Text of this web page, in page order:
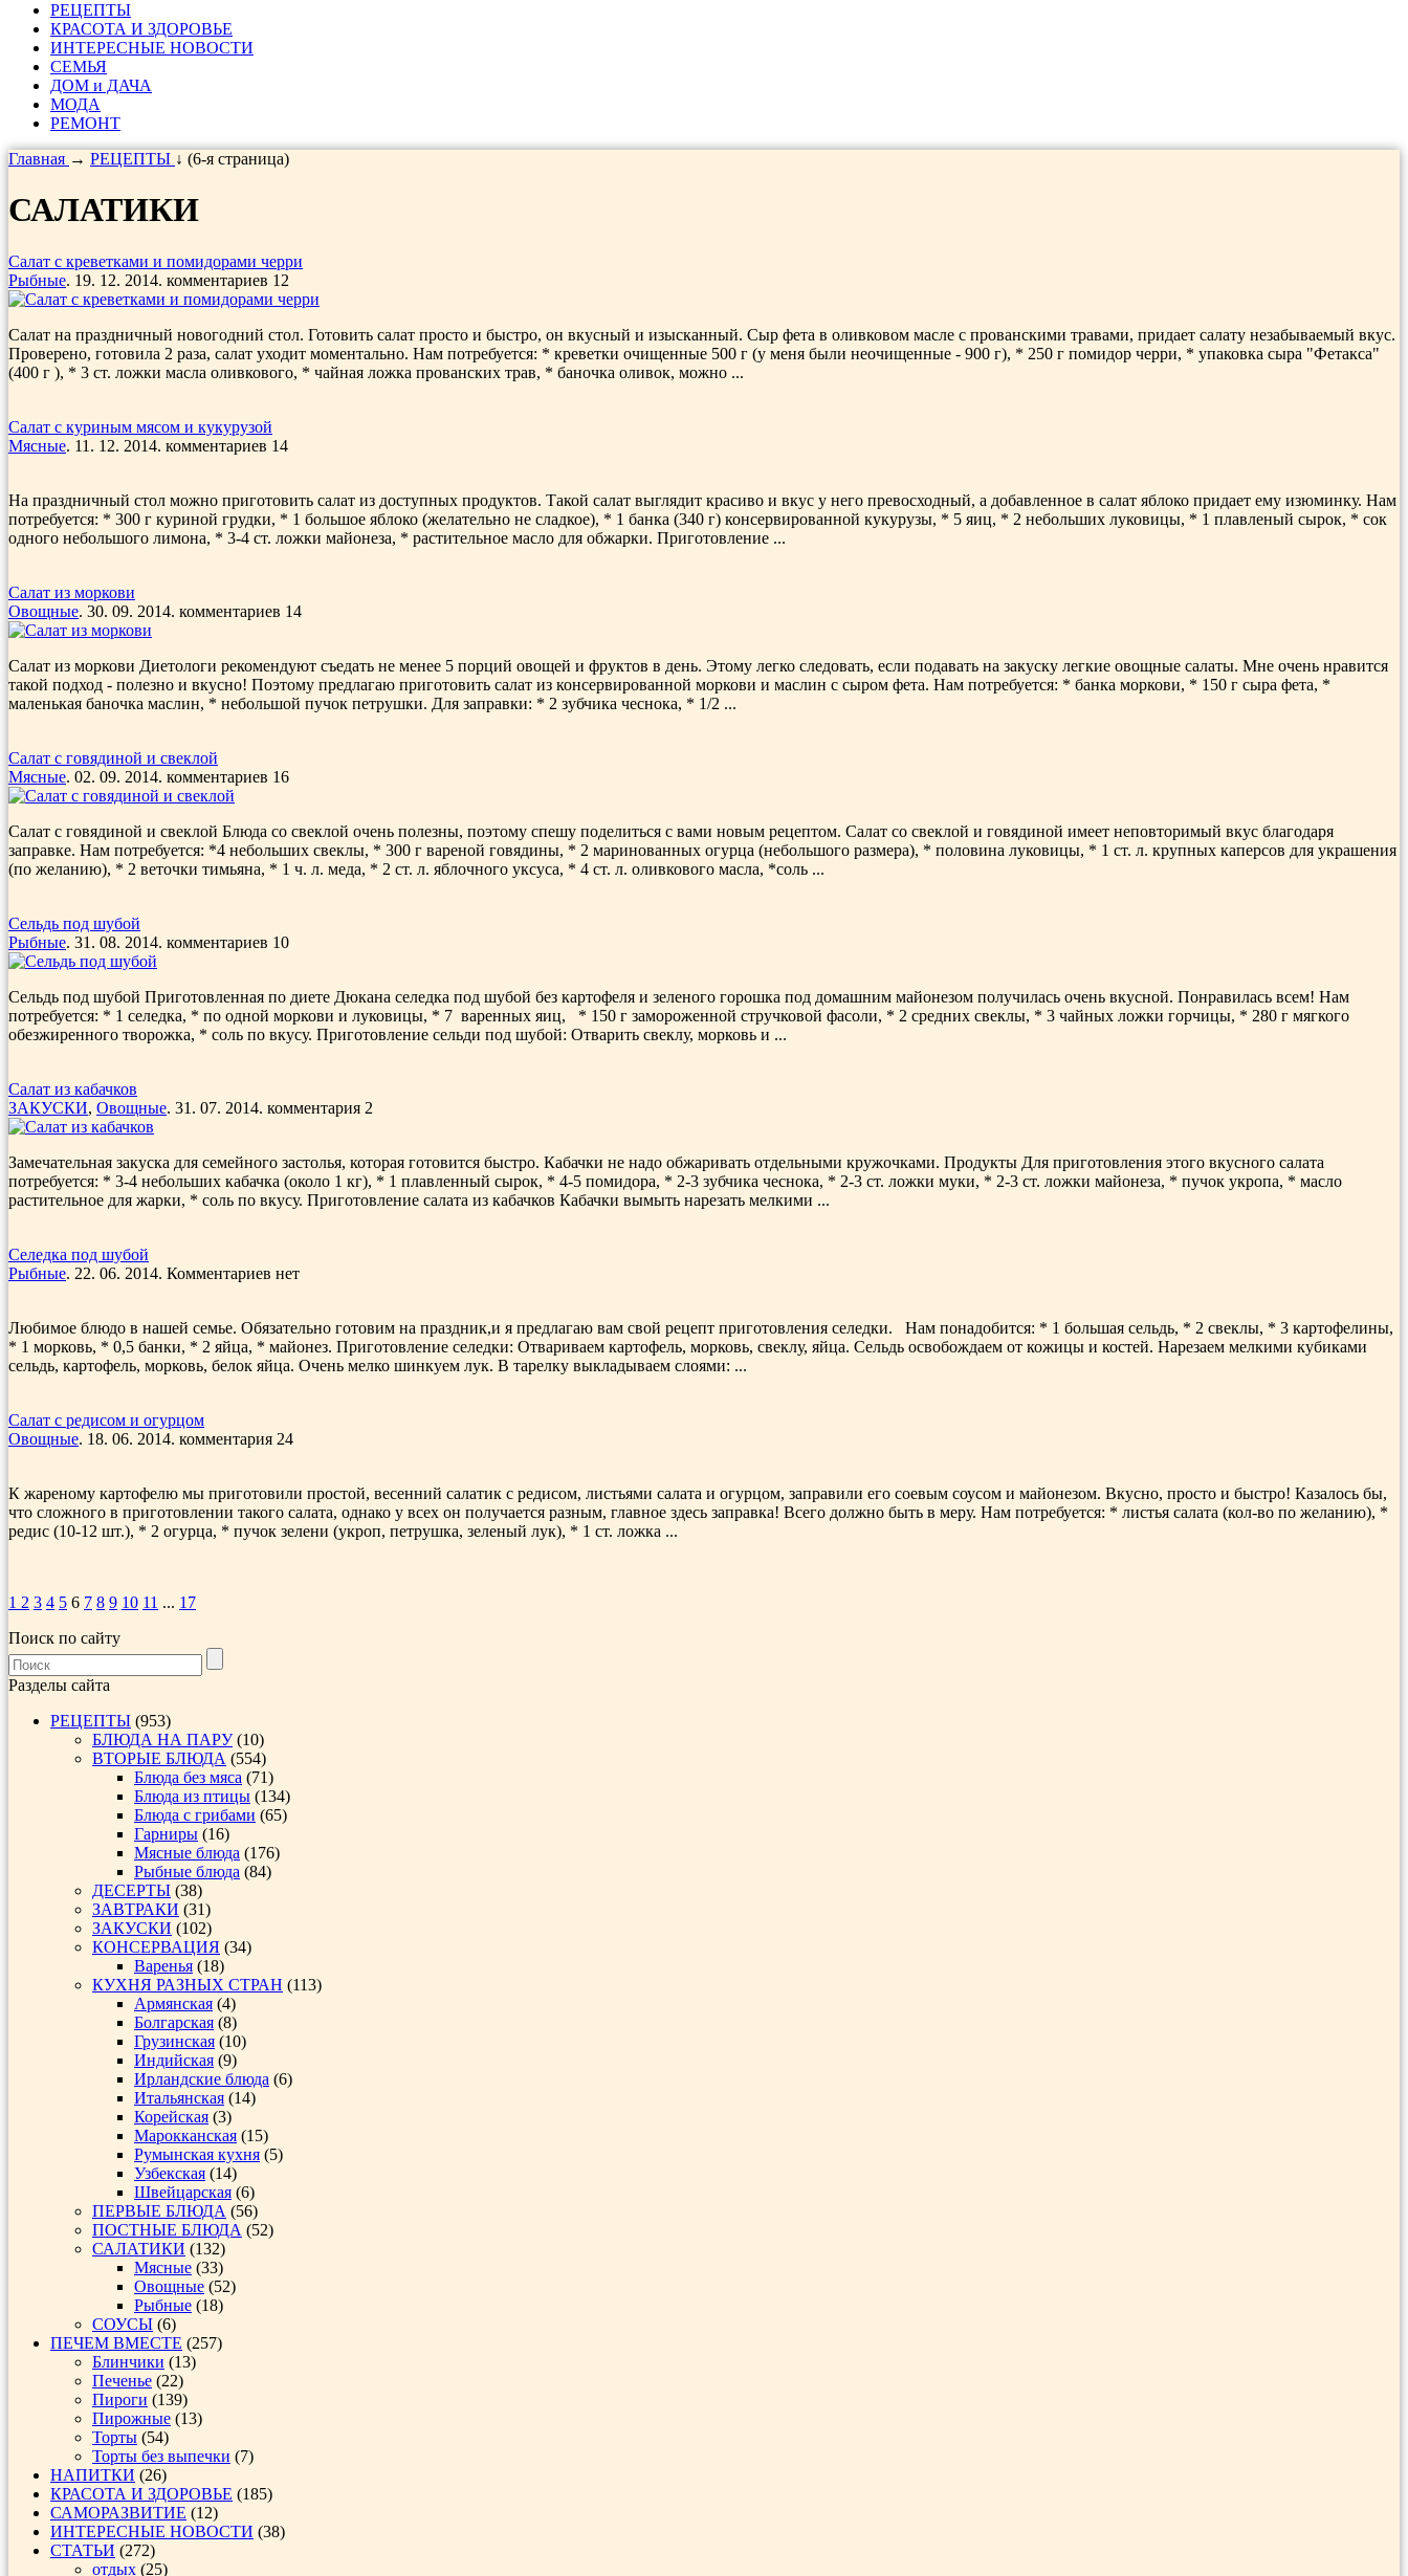
РЕЦЕПТЫ
КРАСОТА И ЗДОРОВЬЕ
ИНТЕРЕСНЫЕ НОВОСТИ
СЕМЬЯ
ДОМ и ДАЧА
МОДА
РЕМОНТ
Главная → РЕЦЕПТЫ ↓ (6-я страница)
САЛАТИКИ
Салат с креветками и помидорами черри
Рыбные. 19. 12. 2014. комментариев 12
Салат на праздничный новогодний стол. Готовить салат просто и быстро, он вкусный и изысканный. Сыр фета в оливковом масле с прованскими травами, придает салату незабываемый вкус.
Проверено, готовила 2 раза, салат уходит моментально. Нам потребуется: * креветки очищенные 500 г (у меня были неочищенные - 900 г), * 250 г помидор черри, * упаковка сыра "Фетакса"
(400 г ), * 3 ст. ложки масла оливкового, * чайная ложка прованских трав, * баночка оливок, можно ...
Салат с куриным мясом и кукурузой
Мясные. 11. 12. 2014. комментариев 14
На праздничный стол можно приготовить салат из доступных продуктов. Такой салат выглядит красиво и вкус у него превосходный, а добавленное в салат яблоко придает ему изюминку. Нам
потребуется: * 300 г куриной грудки, * 1 большое яблоко (желательно не сладкое), * 1 банка (340 г) консервированной кукурузы, * 5 яиц, * 2 небольших луковицы, * 1 плавленый сырок, * сок
одного небольшого лимона, * 3-4 ст. ложки майонеза, * растительное масло для обжарки. Приготовление ...
Салат из моркови
Овощные. 30. 09. 2014. комментариев 14
Салат из моркови Диетологи рекомендуют съедать не менее 5 порций овощей и фруктов в день. Этому легко следовать, если подавать на закуску легкие овощные салаты. Мне очень нравится
такой подход - полезно и вкусно! Поэтому предлагаю приготовить салат из консервированной моркови и маслин с сыром фета. Нам потребуется: * банка моркови, * 150 г сыра фета, *
маленькая баночка маслин, * небольшой пучок петрушки. Для заправки: * 2 зубчика чеснока, * 1/2 ...
Салат с говядиной и свеклой
Мясные. 02. 09. 2014. комментариев 16
Салат с говядиной и свеклой Блюда со свеклой очень полезны, поэтому спешу поделиться с вами новым рецептом. Салат со свеклой и говядиной имеет неповторимый вкус благодаря
заправке. Нам потребуется: *4 небольших свеклы, * 300 г вареной говядины, * 2 маринованных огурца (небольшого размера), * половина луковицы, * 1 ст. л. крупных каперсов для украшения
(по желанию), * 2 веточки тимьяна, * 1 ч. л. меда, * 2 ст. л. яблочного уксуса, * 4 ст. л. оливкового масла, *соль ...
Сельдь под шубой
Рыбные. 31. 08. 2014. комментариев 10
Сельдь под шубой Приготовленная по диете Дюкана селедка под шубой без картофеля и зеленого горошка под домашним майонезом получилась очень вкусной. Понравилась всем! Нам
потребуется: * 1 селедка, * по одной моркови и луковицы, * 7 варенных яиц, * 150 г замороженной стручковой фасоли, * 2 средних свеклы, * 3 чайных ложки горчицы, * 280 г мягкого
обезжиренного творожка, * соль по вкусу. Приготовление сельди под шубой: Отварить свеклу, морковь и ...
Салат из кабачков
ЗАКУСКИ, Овощные. 31. 07. 2014. комментария 2
Замечательная закуска для семейного застолья, которая готовится быстро. Кабачки не надо обжаривать отдельными кружочками. Продукты Для приготовления этого вкусного салата
потребуется: * 3-4 небольших кабачка (около 1 кг), * 1 плавленный сырок, * 4-5 помидора, * 2-3 зубчика чеснока, * 2-3 ст. ложки муки, * 2-3 ст. ложки майонеза, * пучок укропа, * масло
растительное для жарки, * соль по вкусу. Приготовление салата из кабачков Кабачки вымыть нарезать мелкими ...
Селедка под шубой
Рыбные. 22. 06. 2014. Комментариев нет
Любимое блюдо в нашей семье. Обязательно готовим на праздник,и я предлагаю вам свой рецепт приготовления селедки. Нам понадобится: * 1 большая сельдь, * 2 свеклы, * 3 картофелины,
* 1 морковь, * 0,5 банки, * 2 яйца, * майонез. Приготовление селедки: Отвариваем картофель, морковь, свеклу, яйца. Сельдь освобождаем от кожицы и костей. Нарезаем мелкими кубиками
сельдь, картофель, морковь, белок яйца. Очень мелко шинкуем лук. В тарелку выкладываем слоями: ...
Салат с редисом и огурцом
Овощные. 18. 06. 2014. комментария 24
К жареному картофелю мы приготовили простой, весенний салатик с редисом, листьями салата и огурцом, заправили его соевым соусом и майонезом. Вкусно, просто и быстро! Казалось бы,
что сложного в приготовлении такого салата, однако у всех он получается разным, главное здесь заправка! Всего должно быть в меру. Нам потребуется: * листья салата (кол-во по желанию), *
редис (10-12 шт.), * 2 огурца, * пучок зелени (укроп, петрушка, зеленый лук), * 1 ст. ложка ...
1 2 3 4 5 6 7 8 9 10 11 ... 17
Поиск по сайту
Разделы сайта
РЕЦЕПТЫ (953)
БЛЮДА НА ПАРУ(10)
ВТОРЫЕ БЛЮДА (554)
Блюда без мяса (71)
Блюда из птицы (134)
Блюда с грибами (65)
Гарниры (16)
Мясные блюда (176)
Рыбные блюда (84)
ДЕСЕРТЫ (38)
ЗАВТРАКИ (31)
ЗАКУСКИ (102)
КОНСЕРВАЦИЯ (34)
Варенья (18)
КУХНЯ РАЗНЫХ СТРАН (113)
Армянская (4)
Болгарская (8)
Грузинская (10)
Индийская (9)
Ирландские блюда (6)
Итальянская (14)
Корейская (3)
Марокканская (15)
Румынская кухня (5)
Узбекская (14)
Швейцарская (6)
ПЕРВЫЕ БЛЮДА (56)
ПОСТНЫЕ БЛЮДА (52)
САЛАТИКИ (132)
Мясные (33)
Овощные (52)
Рыбные (18)
СОУСЫ (6)
ПЕЧЕМ ВМЕСТЕ (257)
Блинчики (13)
Печенье (22)
Пироги (139)
Пирожные (13)
Торты (54)
Торты без выпечки (7)
НАПИТКИ (26)
КРАСОТА И ЗДОРОВЬЕ (185)
САМОРАЗВИТИЕ (12)
ИНТЕРЕСНЫЕ НОВОСТИ (38)
СТАТЬИ (272)
отдых (25)